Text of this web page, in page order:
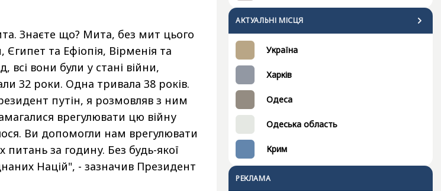
АКТУАЛЬНІ МІСЦЯ
Україна
Харків
Одеса
Одеська область
Крим
РЕКЛАМА
Знаєте що? Мита, без мит цього
Єгипет та Ефіопія, Вірменія та
вони були у стані війни,
32 роки. Одна тривала 38 років.
путін, я розмовляв з ним
врегулювати цю війну
Ви допомогли нам врегулювати
питань за годину. Без будь-якої
Націй", - зазначив Президент